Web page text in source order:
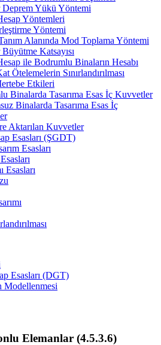
Deprem Yükü Yöntemi
Yöntemleri
Yöntemi
Alanında Mod Toplama Yöntemi
Katsayısı
ile Bodrumlu Binaların Hesabı
Ötelemelerin Sınırlandırılması
Etkileri
Binalarda Tasarıma Esas İç Kuvvetler
Binalarda Tasarıma Esas İç
Aktarılan Kuvvetler
Esasları (ŞGDT)
Esasları
Esasları
Esasları (DGT)
Modellenmesi
Elemanlar (4.5.3.6)